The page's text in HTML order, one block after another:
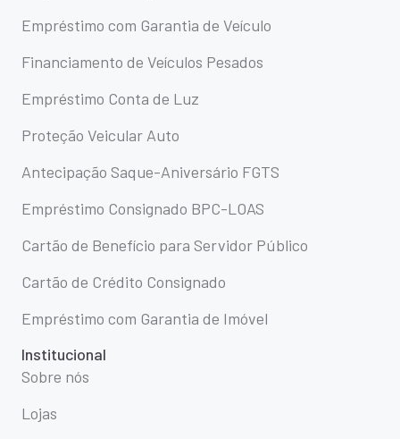
Empréstimo com Garantia de Veículo
Financiamento de Veículos Pesados
Empréstimo Conta de Luz
Proteção Veicular Auto
Antecipação Saque-Aniversário FGTS
Empréstimo Consignado BPC-LOAS
Cartão de Benefício para Servidor Público
Cartão de Crédito Consignado
Empréstimo com Garantia de Imóvel
Institucional
Sobre nós
Lojas